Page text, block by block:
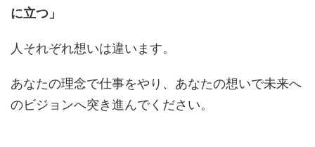
に立つ」
人それぞれ想いは違います。
あなたの理念で仕事をやり、あなたの想いで未来へ
のビジョンへ突き進んでください。